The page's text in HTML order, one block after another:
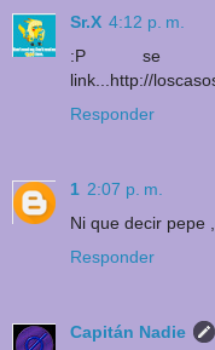
Sr.X 4:12 p. m.
:P se
link...http://
Responder
1 2:07 p. m.
Ni que decir pepe
Responder
Capitán Nadie